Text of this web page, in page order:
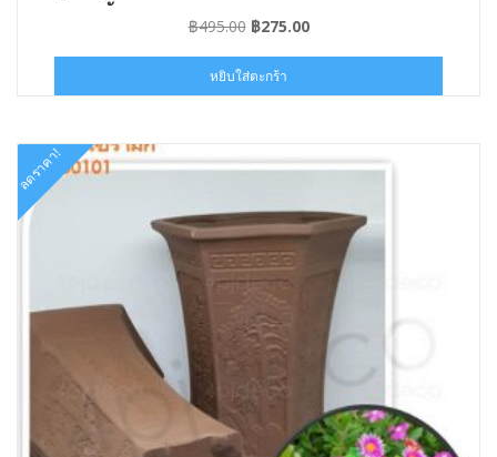
อ่างเลี้ยงปลา
฿495.00 Original
was:
฿495.00.
฿275.00Current
฿275.00.
หยิบใส่ตะกร้า
ลดราคา!